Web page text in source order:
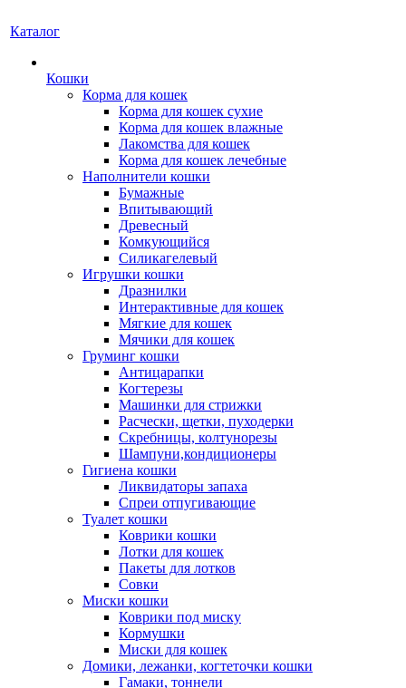
Каталог
Кошки
Корма для кошек
Корма для кошек сухие
Корма для кошек влажные
Лакомства для кошек
Корма для кошек лечебные
Наполнители кошки
Бумажные
Впитывающий
Древесный
Комкующийся
Силикагелевый
Игрушки кошки
Дразнилки
Интерактивные для кошек
Мягкие для кошек
Мячики для кошек
Груминг кошки
Антицарапки
Когтерезы
Машинки для стрижки
Расчески, щетки, пуходерки
Скребницы, колтунорезы
Шампуни,кондиционеры
Гигиена кошки
Ликвидаторы запаха
Спреи отпугивающие
Туалет кошки
Коврики кошки
Лотки для кошек
Пакеты для лотков
Совки
Миски кошки
Коврики под миску
Кормушки
Миски для кошек
Домики, лежанки, когтеточки кошки
Гамаки, тоннели